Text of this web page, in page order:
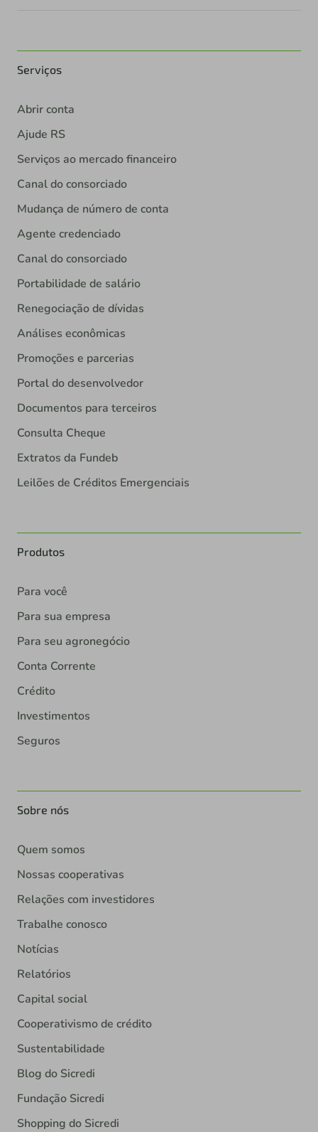
Serviços
Abrir conta
Ajude RS
Serviços ao mercado financeiro
Canal do consorciado
Mudança de número de conta
Agente credenciado
Canal do consorciado
Portabilidade de salário
Renegociação de dívidas
Análises econômicas
Promoções e parcerias
Portal do desenvolvedor
Documentos para terceiros
Consulta Cheque
Extratos da Fundeb
Leilões de Créditos Emergenciais
Produtos
Para você
Para sua empresa
Para seu agronegócio
Conta Corrente
Crédito
Investimentos
Seguros
Sobre nós
Quem somos
Nossas cooperativas
Relações com investidores
Trabalhe conosco
Notícias
Relatórios
Capital social
Cooperativismo de crédito
Sustentabilidade
Blog do Sicredi
Fundação Sicredi
Shopping do Sicredi